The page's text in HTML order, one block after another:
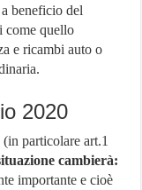
beneficio del
come quello
e ricambi auto o
2020
(in particolare art.1
cambierà:
importante e cioè